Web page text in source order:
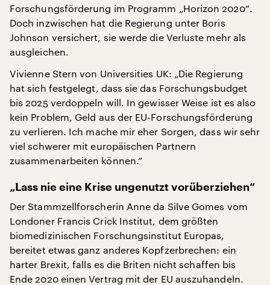
Forschungsförderung im Programm „Horizon 2020“.
Doch inzwischen hat die Regierung unter Boris
Johnson versichert, sie werde die Verluste mehr als
ausgleichen.
Vivienne Stern von Universities UK: „Die Regierung
hat sich festgelegt, dass sie das Forschungsbudget
bis 2025 verdoppeln will. In gewisser Weise ist es also
kein Problem, Geld aus der EU-Forschungsförderung
zu verlieren. Ich mache mir eher Sorgen, dass wir sehr
viel schwerer mit europäischen Partnern
zusammenarbeiten können.“
„Lass nie eine Krise ungenutzt vorüberziehen“
Der Stammzellforscherin Anne da Silve Gomes vom
Londoner Francis Crick Institut, dem größten
biomedizinischen Forschungsinstitut Europas,
bereitet etwas ganz anderes Kopfzerbrechen: ein
harter Brexit, falls es die Briten nicht schaffen bis
Ende 2020 einen Vertrag mit der EU auszuhandeln.